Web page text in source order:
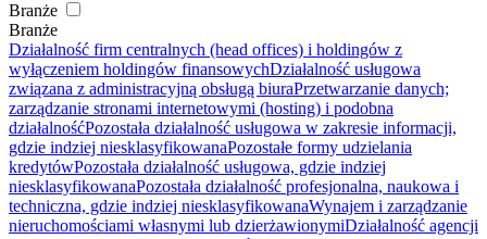
Branże
Branże
Działalność firm centralnych (head offices) i holdingów z
wyłączeniem holdingów finansowychDziałalność usługowa
związana z administracyjną obsługą biuraPrzetwarzanie danych;
zarządzanie stronami internetowymi (hosting) i podobna
działalnośćPozostała działalność usługowa w zakresie informacji,
gdzie indziej niesklasyfikowanaPozostałe formy udzielania
kredytówPozostała działalność usługowa, gdzie indziej
niesklasyfikowanaPozostała działalność profesjonalna, naukowa i
techniczna, gdzie indziej niesklasyfikowanaWynajem i zarządzanie
nieruchomościami własnymi lub dzierżawionymiDziałalność agencji